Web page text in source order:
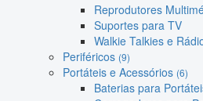
Reprodutores
Suportes para TV
Walkie Talkies e
Periféricos (9)
Portáteis e Acessórios (6)
Baterias para